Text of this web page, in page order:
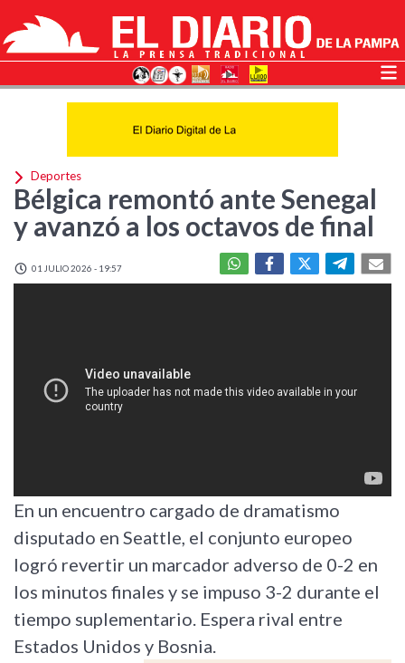
Deportes
Bélgica remontó ante Senegal
y avanzó a los octavos de final
01 JULIO 2026 - 19:57
En un encuentro cargado de dramatismo
disputado en Seattle, el conjunto europeo
logró revertir un marcador adverso de 0-2 en
los minutos finales y se impuso 3-2 durante el
tiempo suplementario. Espera rival entre
Estados Unidos y Bosnia.